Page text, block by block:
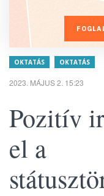
OKTATÁS OKTATÁS
2023. MÁJUS 2. 15:23
Pozitív
el a